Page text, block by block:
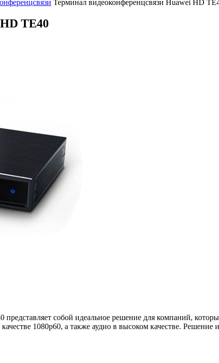
Терминал видеоконференцсвязи Huawei HD
TE40
собой идеальное решение для компаний,
1080p60, а также аудио в высоком качестве.